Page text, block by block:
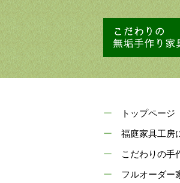
トップページ
福庭家具工房
こだわりの手
フルオーダー